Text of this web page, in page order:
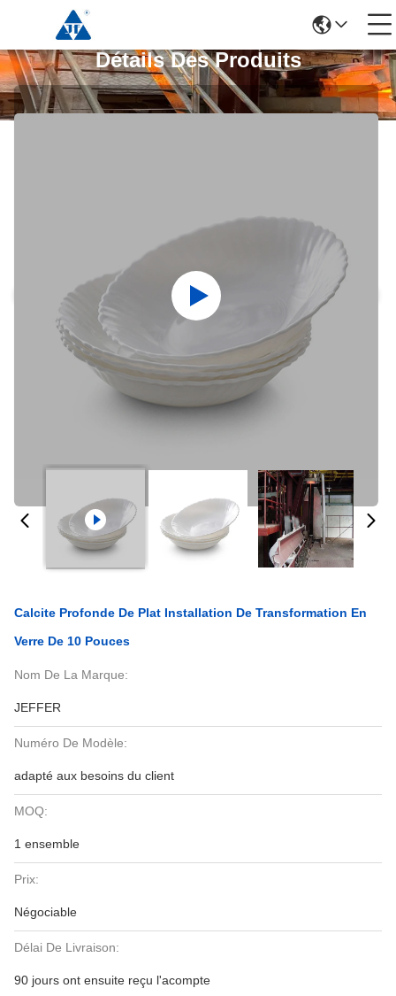
Détails Des Produits
Calcite Profonde De Plat Installation De Transformation En
Verre De 10 Pouces
Nom De La Marque:
JEFFER
Numéro De Modèle:
adapté aux besoins du client
MOQ:
1 ensemble
Prix:
Négociable
Délai De Livraison:
90 jours ont ensuite reçu l'acompte